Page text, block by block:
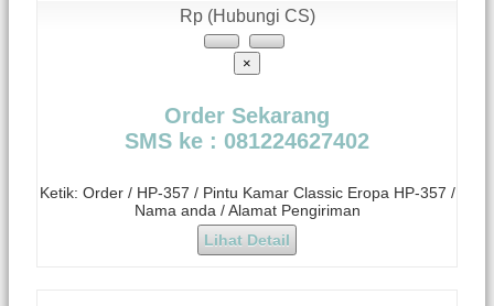
Rp (Hubungi CS)
×
Order Sekarang
SMS ke : 081224627402
Ketik: Order / HP-357 / Pintu Kamar Classic Eropa HP-357 /
Nama anda / Alamat Pengiriman
Lihat Detail